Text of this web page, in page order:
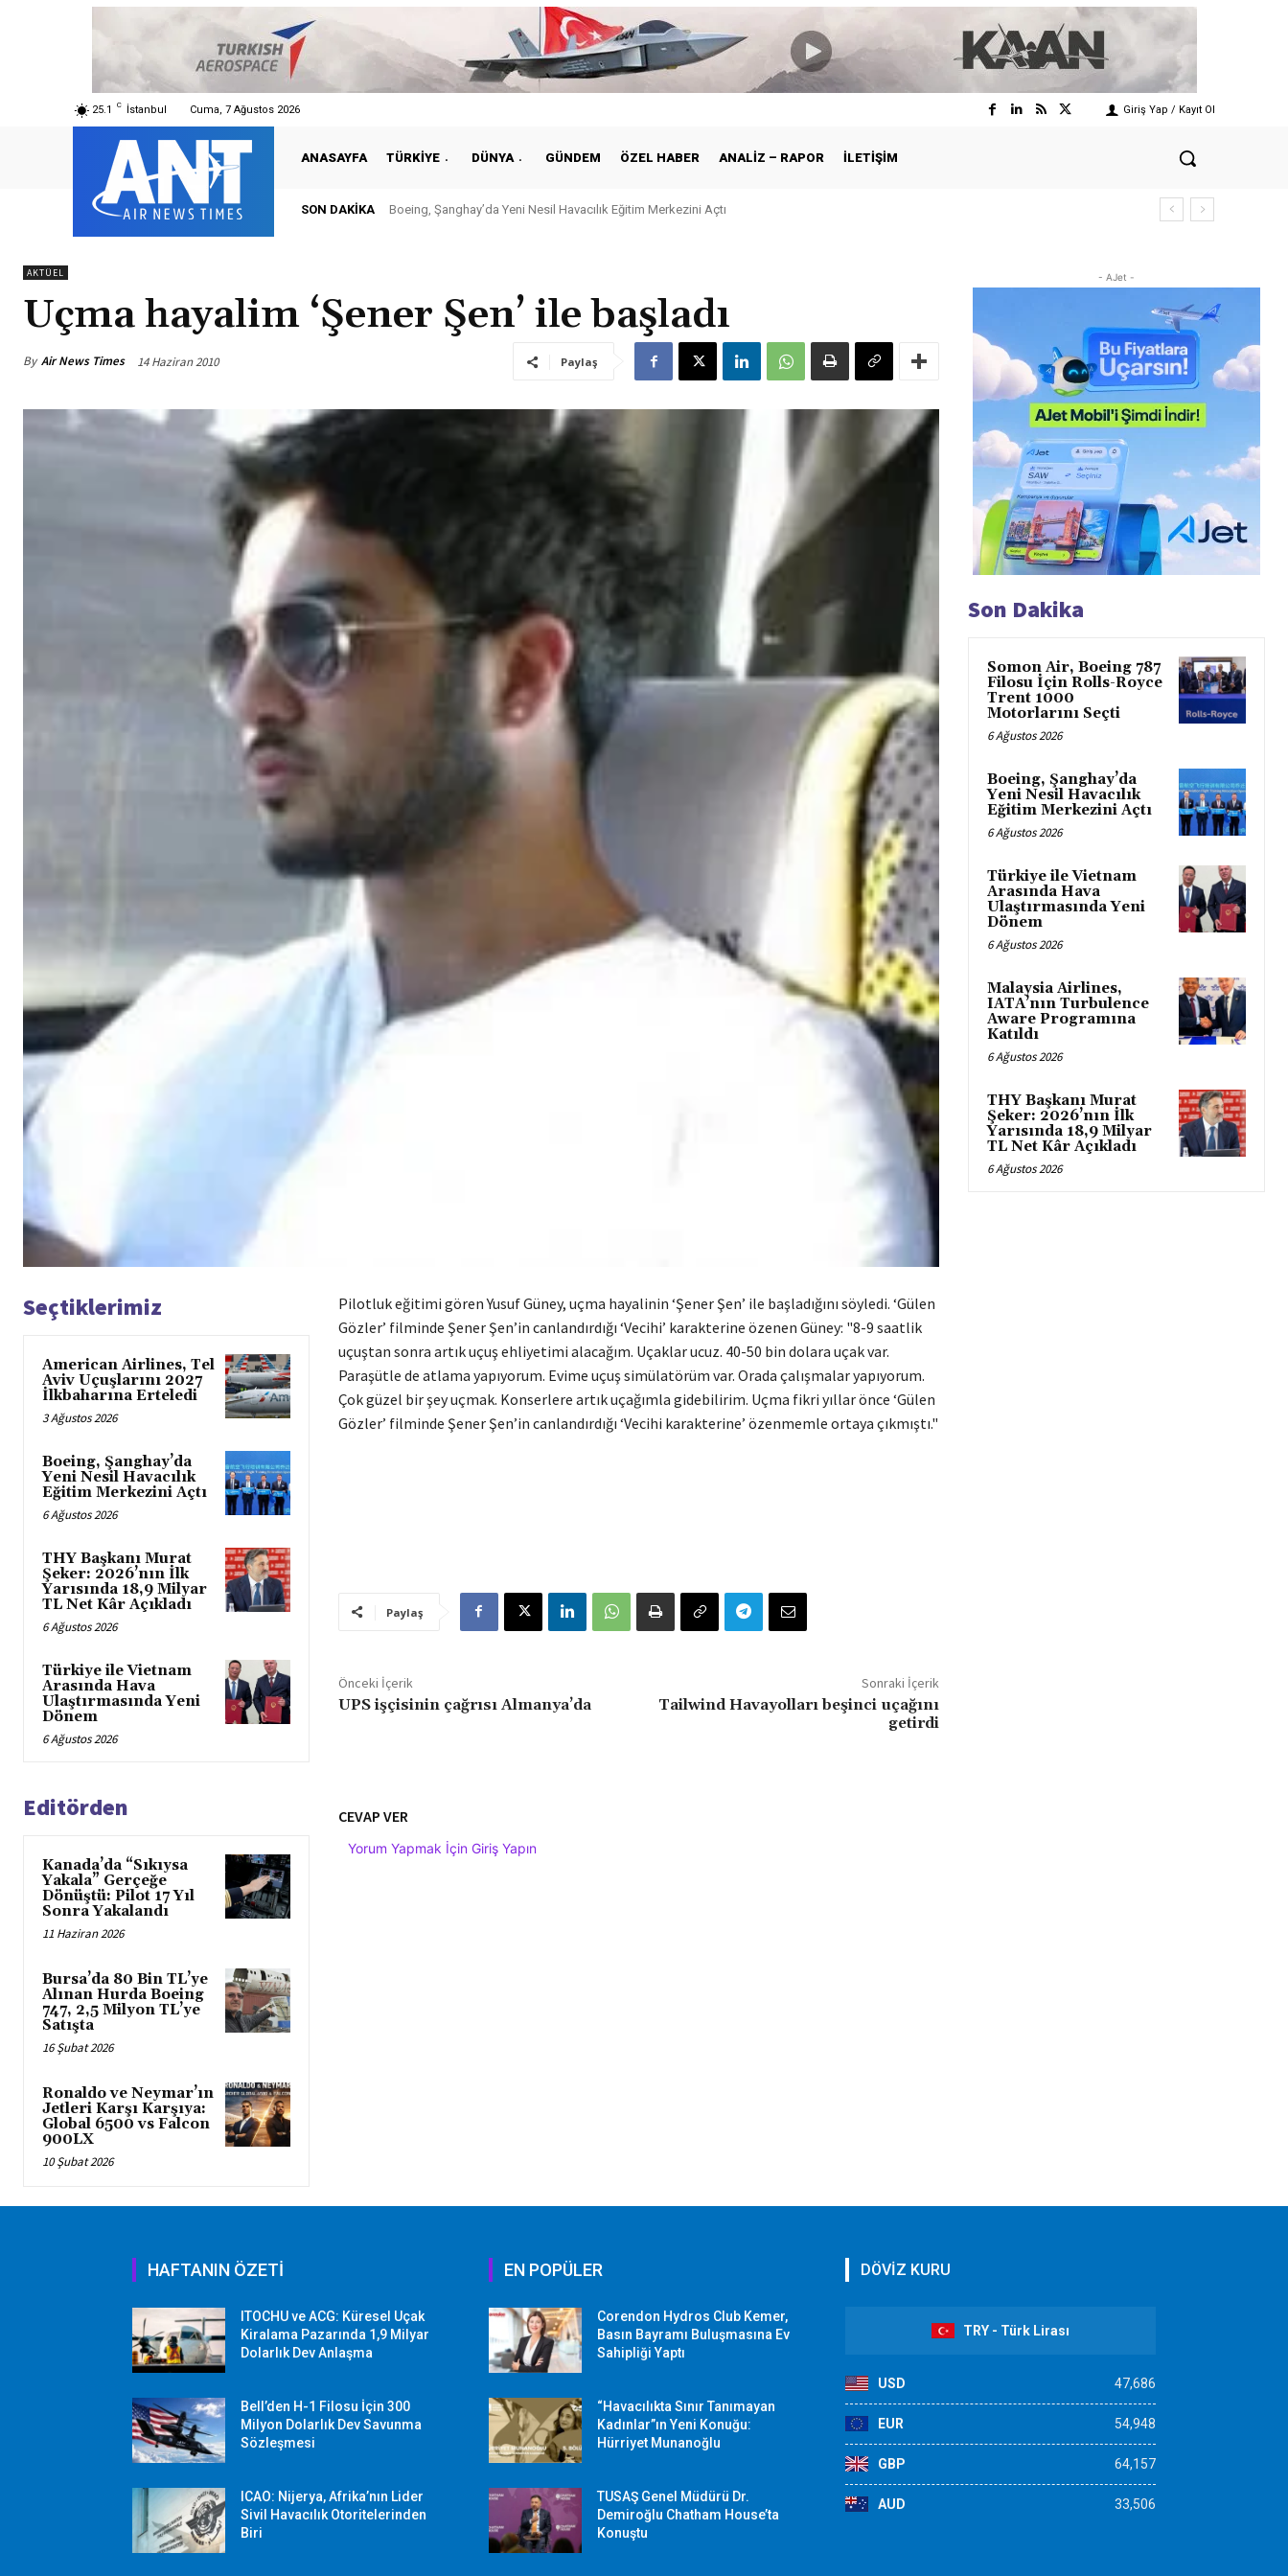
25.1 C İstanbul Cuma, 7 Ağustos 2026 Giriş Yap / Kayıt Ol
ANASAYFA TÜRKIYE DÜNYA GÜNDEM ÖZEL HABER ANALIZ – RAPOR İLETIŞIM
SON DAKIKA Boeing, Şanghay’da Yeni Nesil Havacılık Eğitim Merkezini Açtı
Türkiye ile Vietnam Arasında Hava Ulaştırmasında Yeni Dönem
AKTÜEL
Uçma hayalim ‘Şener Şen’ ile başladı
By Air News Times 14 Haziran 2010 Paylaş
Seçtiklerimiz
American Airlines, Tel
Aviv Uçuşlarını 2027
İlkbaharına Erteledi
3 Ağustos 2026
Boeing, Şanghay’da
Yeni Nesil Havacılık
Eğitim Merkezini Açtı
6 Ağustos 2026
THY Başkanı Murat
Şeker: 2026’nın İlk
Yarısında 18,9 Milyar
TL Net Kâr Açıkladı
6 Ağustos 2026
Türkiye ile Vietnam
Arasında Hava
Ulaştırmasında Yeni
Dönem
6 Ağustos 2026
Pilotluk eğitimi gören Yusuf Güney, uçma hayalinin ‘Şener Şen’ ile başladığını söyledi. ‘Gülen
Gözler’ filminde Şener Şen’in canlandırdığı ‘Vecihi’ karakterine özenen Güney: "8-9 saatlik
uçuştan sonra artık uçuş ehliyetimi alacağım. Uçaklar ucuz. 40-50 bin dolara uçak var.
Paraşütle de atlama yapıyorum. Evime uçuş simülatörüm var. Orada çalışmalar yapıyorum.
Çok güzel bir şey uçmak. Konserlere artık uçağımla gidebilirim. Uçma fikri yıllar önce ‘Gülen
Gözler’ filminde Şener Şen’in canlandırdığı ‘Vecihi karakterine’ özenmemle ortaya çıkmıştı."
Paylaş
Önceki İçerik
UPS işçisinin çağrısı Almanya’da
Sonraki İçerik
Tailwind Havayolları beşinci uçağını
getirdi
Editörden
Kanada’da “Sıkıysa
Yakala” Gerçeğe
Dönüştü: Pilot 17 Yıl
Sonra Yakalandı
11 Haziran 2026
Bursa’da 80 Bin TL’ye
Alınan Hurda Boeing
747, 2,5 Milyon TL’ye
Satışta
16 Şubat 2026
Ronaldo ve Neymar’ın
Jetleri Karşı Karşıya:
Global 6500 vs Falcon
900LX
10 Şubat 2026
CEVAP VER
Yorum Yapmak İçin Giriş Yapın
- AJet -
Son Dakika
Somon Air, Boeing 787
Filosu İçin Rolls-Royce
Trent 1000
Motorlarını Seçti
6 Ağustos 2026
Boeing, Şanghay’da
Yeni Nesil Havacılık
Eğitim Merkezini Açtı
6 Ağustos 2026
Türkiye ile Vietnam
Arasında Hava
Ulaştırmasında Yeni
Dönem
6 Ağustos 2026
Malaysia Airlines,
IATA’nın Turbulence
Aware Programına
Katıldı
6 Ağustos 2026
THY Başkanı Murat
Şeker: 2026’nın İlk
Yarısında 18,9 Milyar
TL Net Kâr Açıkladı
6 Ağustos 2026
HAFTANIN ÖZETİ
ITOCHU ve ACG: Küresel Uçak
Kiralama Pazarında 1,9 Milyar
Dolarlık Dev Anlaşma
Bell’den H-1 Filosu İçin 300
Milyon Dolarlık Dev Savunma
Sözleşmesi
ICAO: Nijerya, Afrika’nın Lider
Sivil Havacılık Otoritelerinden
Biri
EN POPÜLER
Corendon Hydros Club Kemer,
Basın Bayramı Buluşmasına Ev
Sahipliği Yaptı
“Havacılıkta Sınır Tanımayan
Kadınlar”ın Yeni Konuğu:
Hürriyet Munanoğlu
TUSAŞ Genel Müdürü Dr.
Demiroğlu Chatham House’ta
Konuştu
DÖVİZ KURU
TRY - Türk Lirası
USD 47,686
EUR 54,948
GBP 64,157
AUD 33,506